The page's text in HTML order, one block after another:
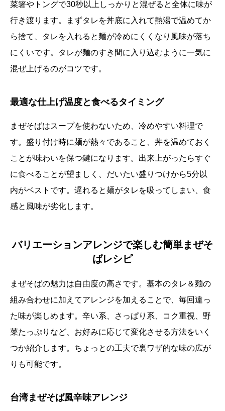
菜箸やトングで30秒以上しっかりと混ぜると全体に味が
行き渡ります。まずタレを丼底に入れて熱湯で温めてか
ら捨て、タレを入れると麺が冷めにくくなり風味が落ち
にくいです。タレが麺のすき間に入り込むように一気に
混ぜ上げるのがコツです。
最適な仕上げ温度と食べるタイミング
まぜそばはスープを使わないため、冷めやすい料理で
す。盛り付け時に麺が熱々であること、丼を温めておく
ことが味わいを保つ鍵になります。出来上がったらすぐ
に食べることが望ましく、だいたい盛りつけから5分以
内がベストです。遅れると麺がタレを吸ってしまい、食
感と風味が劣化します。
バリエーションアレンジで楽しむ簡単まぜそ
ばレシピ
まぜそばの魅力は自由度の高さです。基本のタレ＆麺の
組み合わせに加えてアレンジを加えることで、毎回違っ
た味が楽しめます。辛い系、さっぱり系、コク重視、野
菜たっぷりなど、お好みに応じて変化させる方法をいく
つか紹介します。ちょっとの工夫で裏ワザ的な味の広が
りも可能です。
台湾まぜそば風辛味アレンジ